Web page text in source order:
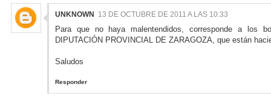
UNKNOWN 13 DE OCTUBRE DE 2011 A LAS 10:33
Para que no haya malentendidos, corresponde a los
DIPUTACIÓN PROVINCIAL DE ZARAGOZA, que están
Saludos
Responder